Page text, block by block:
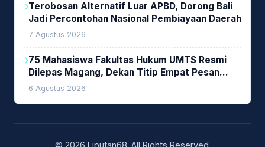
Terobosan Alternatif Luar APBD, Dorong Bali
Jadi Percontohan Nasional Pembiayaan Daerah
7 Agustus 2026
75 Mahasiswa Fakultas Hukum UMTS Resmi
Dilepas Magang, Dekan Titip Empat Pesan
Penting
6 Agustus 2026